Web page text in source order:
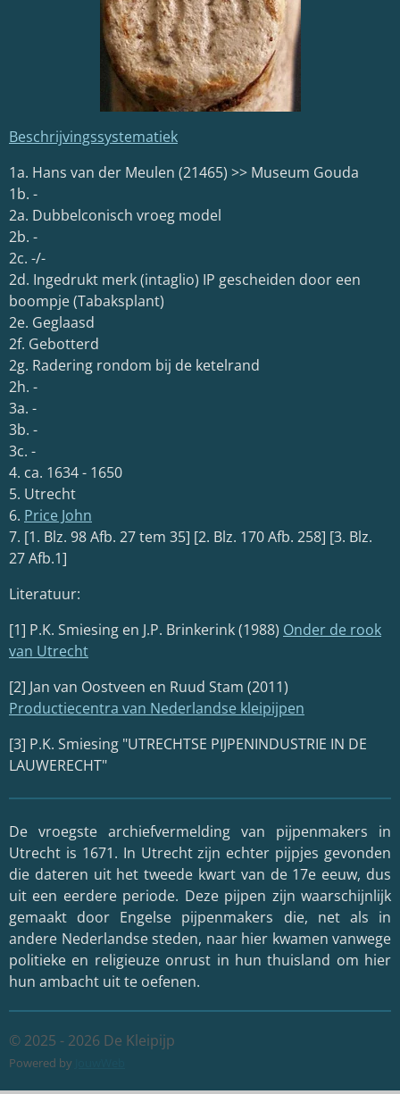
Beschrijvingssystematiek
1a. Hans van der Meulen (21465) >> Museum Gouda
1b. -
2a. Dubbelconisch vroeg model
2b. -
2c. -/-
2d. Ingedrukt merk (intaglio) IP gescheiden door een
boompje (Tabaksplant)
2e. Geglaasd
2f. Gebotterd
2g. Radering rondom bij de ketelrand
2h. -
3a. -
3b. -
3c. -
4. ca. 1634 - 1650
5. Utrecht
6. Price John
7. [1. Blz. 98 Afb. 27 tem 35] [2. Blz. 170 Afb. 258] [3. Blz.
27 Afb.1]
Literatuur:
[1] P.K. Smiesing en J.P. Brinkerink (1988) Onder de rook
van Utrecht
[2] Jan van Oostveen en Ruud Stam (2011)
Productiecentra van Nederlandse kleipijpen
[3] P.K. Smiesing "UTRECHTSE PIJPENINDUSTRIE IN DE
LAUWERECHT"
De vroegste archiefvermelding van pijpenmakers in
Utrecht is 1671. In Utrecht zijn echter pijpjes gevonden
die dateren uit het tweede kwart van de 17e eeuw, dus
uit een eerdere periode. Deze pijpen zijn waarschijnlijk
gemaakt door Engelse pijpenmakers die, net als in
andere Nederlandse steden, naar hier kwamen vanwege
politieke en religieuze onrust in hun thuisland om hier
hun ambacht uit te oefenen.
© 2025 - 2026 De Kleipijp
Powered by